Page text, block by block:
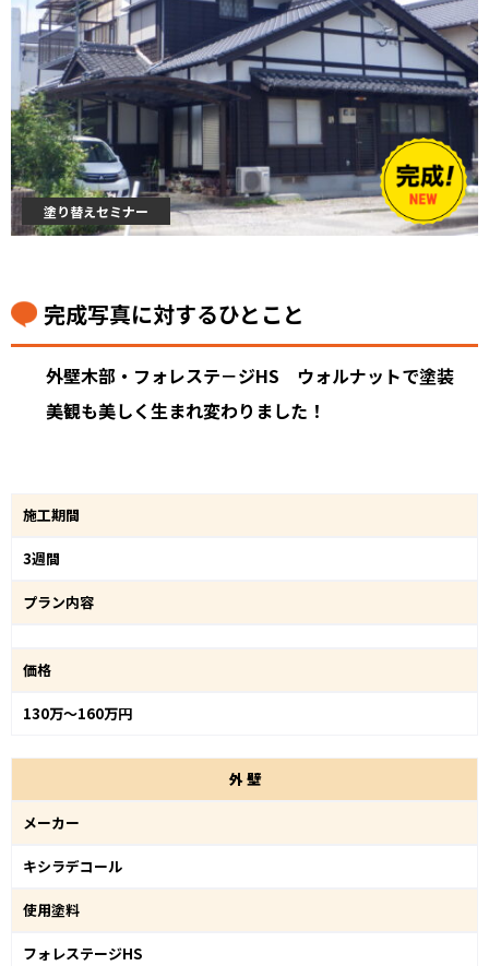
塗り替えセミナー
完成写真に対するひとこと
外壁木部・フォレステ－ジHS ウォルナットで塗装
美観も美しく生まれ変わりました！
施工期間
3週間
プラン内容
価格
130万～160万円
外壁
メーカー
キシラデコール
使用塗料
フォレステージHS